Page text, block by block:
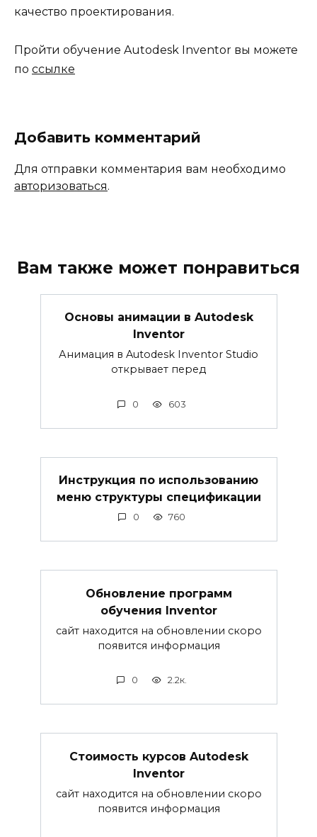
качество проектирования.
Пройти обучение Autodesk Inventor вы можете
по ссылке
Добавить комментарий
Для отправки комментария вам необходимо
авторизоваться.
Вам также может понравиться
Основы анимации в Autodesk
Inventor
Анимация в Autodesk Inventor Studio
открывает перед
0 603
Инструкция по использованию
меню структуры спецификации
0 760
Обновление программ
обучения Inventor
сайт находится на обновлении скоро
появится информация
0 2.2к.
Стоимость курсов Autodesk
Inventor
сайт находится на обновлении скоро
появится информация